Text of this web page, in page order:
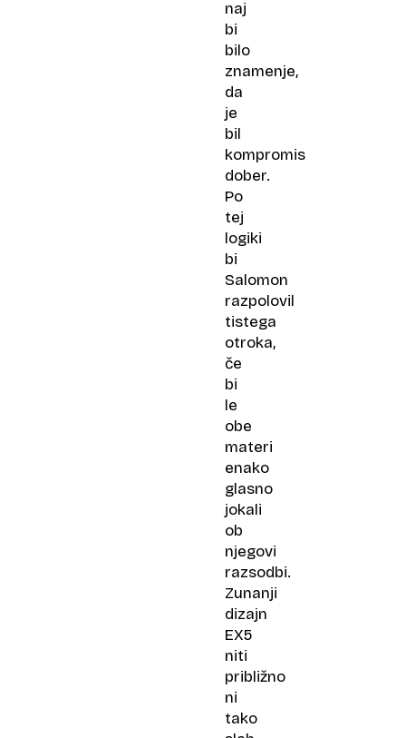
naj
bi
bilo
znamenje,
da
je
bil
kompromis
dober.
Po
tej
logiki
bi
Salomon
razpolovil
tistega
otroka,
če
bi
le
obe
materi
enako
glasno
jokali
ob
njegovi
razsodbi.
Zunanji
dizajn
EX5
niti
približno
ni
tako